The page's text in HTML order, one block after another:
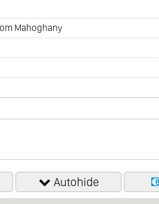
Mahoghany
Gentelman’
Autohide